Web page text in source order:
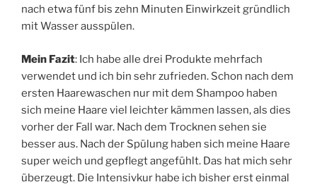
nach etwa fünf bis zehn Minuten Einwirkzeit gründlich
mit Wasser ausspülen.
Mein Fazit: Ich habe alle drei Produkte mehrfach
verwendet und ich bin sehr zufrieden. Schon nach dem
ersten Haarewaschen nur mit dem Shampoo haben
sich meine Haare viel leichter kämmen lassen, als dies
vorher der Fall war. Nach dem Trocknen sehen sie
besser aus. Nach der Spülung haben sich meine Haare
super weich und gepflegt angefühlt. Das hat mich sehr
überzeugt. Die Intensivkur habe ich bisher erst einmal